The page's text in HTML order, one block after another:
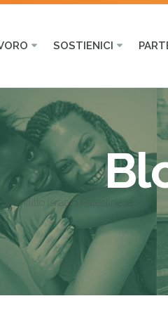
SOSTIENICI
conflitto Israelo Palestinese